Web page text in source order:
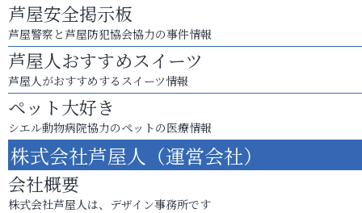
芦屋安全掲示板
芦屋警察と芦屋防犯協会協力の事件情報
芦屋人おすすめスイーツ
芦屋人がおすすめするスイーツ情報
ペット大好き
シエル動物病院協力のペットの医療情報
株式会社芦屋人（運営会社）
会社概要
株式会社芦屋人は、デザイン事務所です